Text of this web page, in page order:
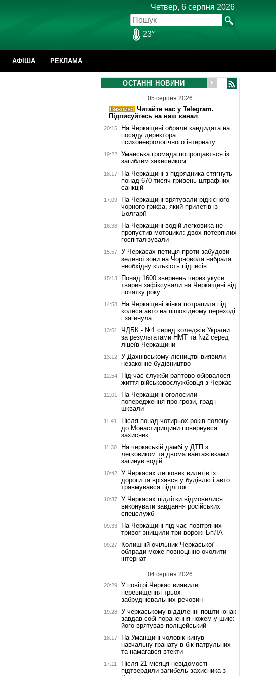
Четвер, 6 серпня 2026
23°
АФІША РЕКЛАМА
ОСТАННІ НОВИНИ
05 серпня 2026
Читайте нас у Telegram.
Підписуйтесь на наш канал
20:15
На Черкащині обрали кандидата на
посаду директора
психоневрологічного інтернату
19:22
Уманська громада попрощається із
загиблим захисником
18:17
На Черкащині з підрядника стягнуть
понад 670 тисяч гривень штрафних
санкцій
17:09
На Черкащині врятували рідкісного
чорного грифа, який прилетів із
Болгарії
16:38
На Черкащині водій легковика не
пропустив мотоцикл: двох потерпілих
госпіталізували
15:57
У Черкасах петиція проти забудови
зеленої зони на Чорновола набрала
необхідну кількість підписів
15:13
Понад 1600 звернень через укуси
тварин зафіксували на Черкащині від
початку року
14:58
На Черкащині жінка потрапила під
колеса авто на пішохідному переході
і загинула
13:51
ЧДБК - №1 серед коледжів України
за результатами НМТ та №2 серед
ліцеїв Черкащини
13:12
У Дахнівському лісництві виявили
незаконне будівництво
12:54
Під час служби раптово обірвалося
життя військовослужбовця з Черкас
12:01
На Черкащині оголосили
попередження про грози, град і
шквали
11:41
Після понад чотирьох років полону
до Монастирищини повернувся
захисник
11:30
На черкаській дамбі у ДТП з
легковиком та двома вантажівками
загинув водій
10:42
У Черкасах легковик вилетів із
дороги та врізався у будівлю і авто:
травмувався підліток
10:37
У Черкасах підлітки відмовилися
виконувати завдання російських
спецслужб
09:33
На Черкащині під час повітряних
тривог знищили три ворожі БпЛА
09:27
Колишній очільник Черкаської
облради може повноцінно очолити
інтернат
04 серпня 2026
20:29
У повітрі Черкас виявили
перевищення трьох
забруднювальних речовин
19:28
У черкаському відділенні пошти юнак
завдав собі поранення ножем у шию:
його врятував поліцейський
18:17
На Уманщині чоловік кинув
навчальну гранату в бік патрульних
та намагався втекти
17:11
Після 21 місяця невідомості
підтвердили загибель захисника з